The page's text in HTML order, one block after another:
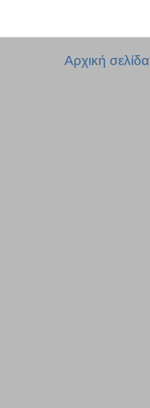
Αρχική σελίδα